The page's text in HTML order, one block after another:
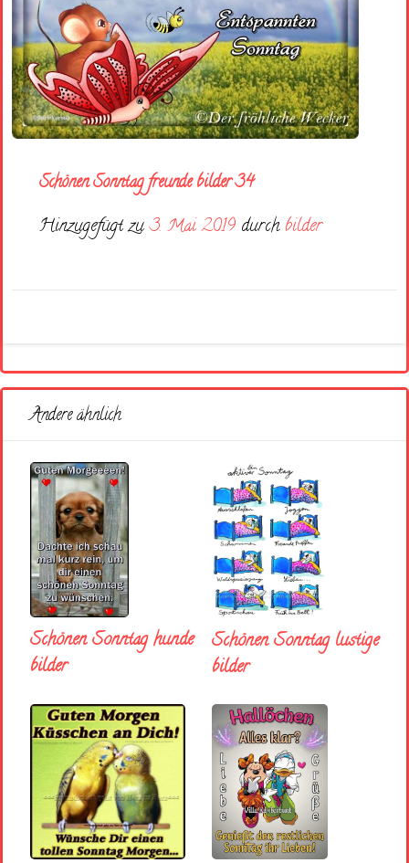
Schönen Sonntag freunde bilder 34
Hinzugefügt zu3. Mai 2019 durch bilder
Andere ähnlich
Schönen Sonntag hunde
bilder
Schönen Sonntag lustige
bilder